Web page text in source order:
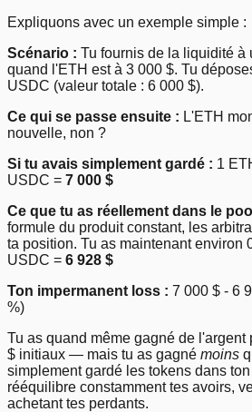
Expliquons avec un exemple simple :
Scénario : Tu fournis de la liquidité à
quand l'ETH est à 3 000 $. Tu
USDC (valeur totale : 6 000 $).
Ce qui se passe ensuite : L'ETH
nouvelle, non ?
Si tu avais simplement gardé : 1
USDC = 7 000 $
Ce que tu as réellement dans le
formule du produit constant, les
ta position. Tu as maintenant environ
USDC = 6 928 $
Ton impermanent loss : 7 000 $ - 6
%)
Tu as quand même gagné de l'argent
$ initiaux — mais tu as gagné moins
simplement gardé les tokens dans
rééquilibre constamment tes avoirs,
achetant tes perdants.